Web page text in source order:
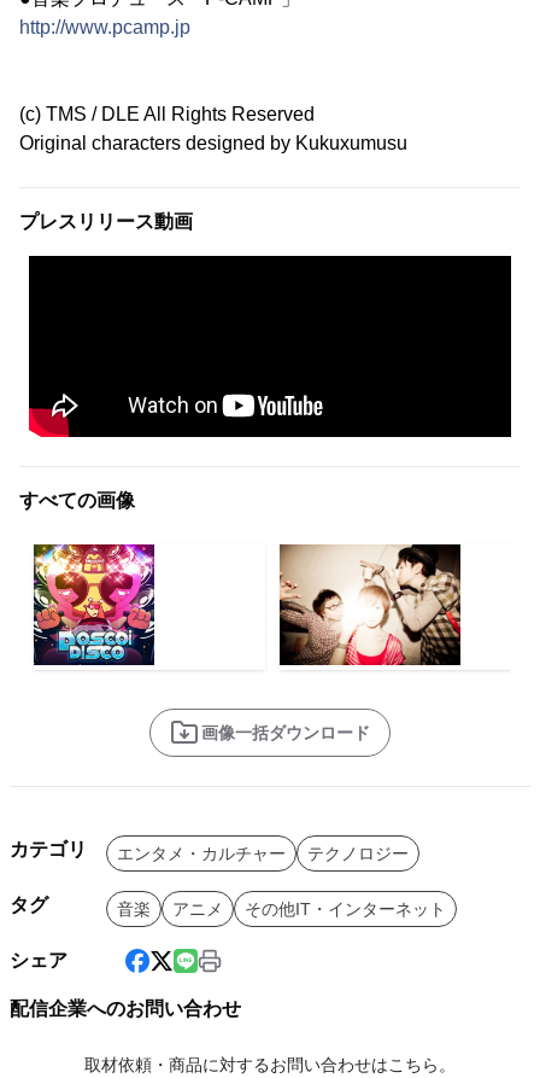
http://www.pcamp.jp
(c) TMS / DLE All Rights Reserved
Original characters designed by Kukuxumusu
プレスリリース動画
すべての画像
画像一括ダウンロード
カテゴリ エンタメ・カルチャー テクノロジー
タグ 音楽 アニメ その他IT・インターネット
シェア
配信企業へのお問い合わせ
取材依頼・商品に対するお問い合わせはこちら。